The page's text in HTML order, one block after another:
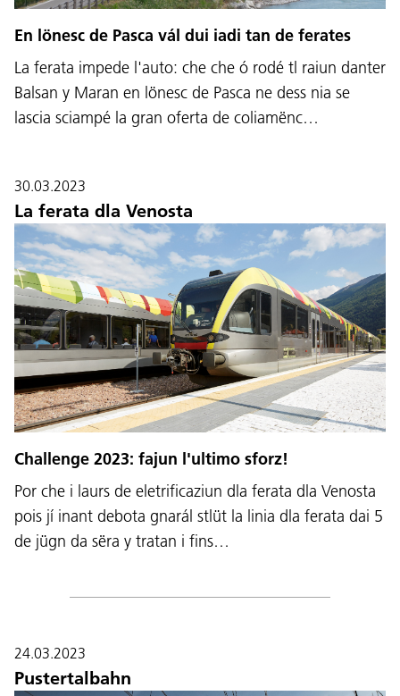
En lönesc de Pasca vál dui iadi tan de ferates
La ferata impede l'auto: che che ó rodé tl raiun danter
Balsan y Maran en lönesc de Pasca ne dess nia se
lascia sciampé la gran oferta de coliamënc…
30.03.2023
La ferata dla Venosta
Challenge 2023: fajun l'ultimo sforz!
Por che i laurs de eletrificaziun dla ferata dla Venosta
pois jí inant debota gnarál stlüt la linia dla ferata dai 5
de jügn da sëra y tratan i fins…
24.03.2023
Pustertalbahn